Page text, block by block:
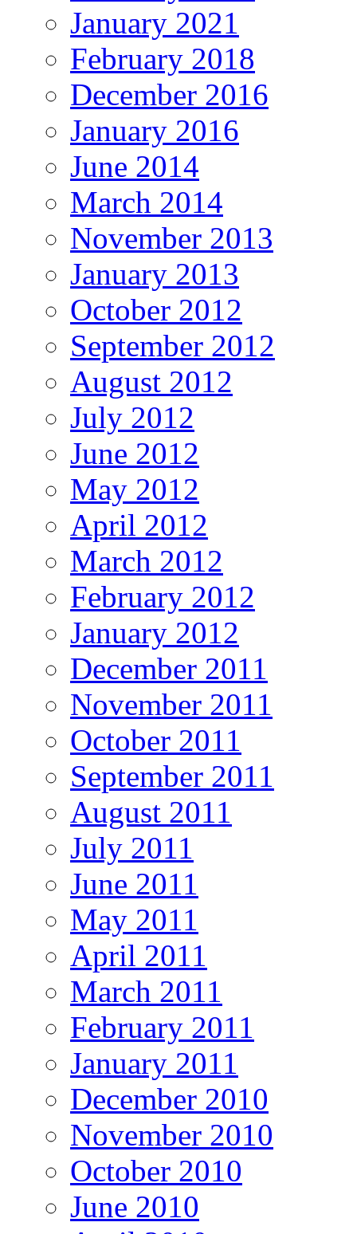
January 2021
February 2018
December 2016
January 2016
June 2014
March 2014
November 2013
January 2013
October 2012
September 2012
August 2012
July 2012
June 2012
May 2012
April 2012
March 2012
February 2012
January 2012
December 2011
November 2011
October 2011
September 2011
August 2011
July 2011
June 2011
May 2011
April 2011
March 2011
February 2011
January 2011
December 2010
November 2010
October 2010
June 2010